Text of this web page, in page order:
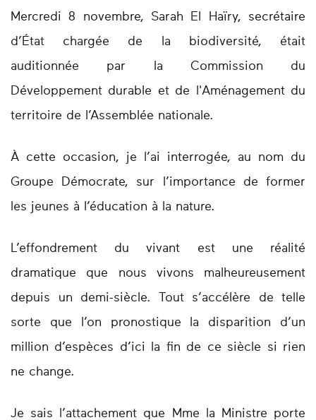
Mercredi 8 novembre, Sarah El Haïry, secrétaire
d’État chargée de la biodiversité, était
auditionnée par la Commission du
Développement durable et de l'Aménagement du
territoire de l’Assemblée nationale.
À cette occasion, je l’ai interrogée, au nom du
Groupe Démocrate, sur l’importance de former
les jeunes à l’éducation à la nature.
L’effondrement du vivant est une réalité
dramatique que nous vivons malheureusement
depuis un demi-siècle. Tout s’accélère de telle
sorte que l’on pronostique la disparition d’un
million d’espèces d’ici la fin de ce siècle si rien
ne change.
Je sais l’attachement que Mme la Ministre porte